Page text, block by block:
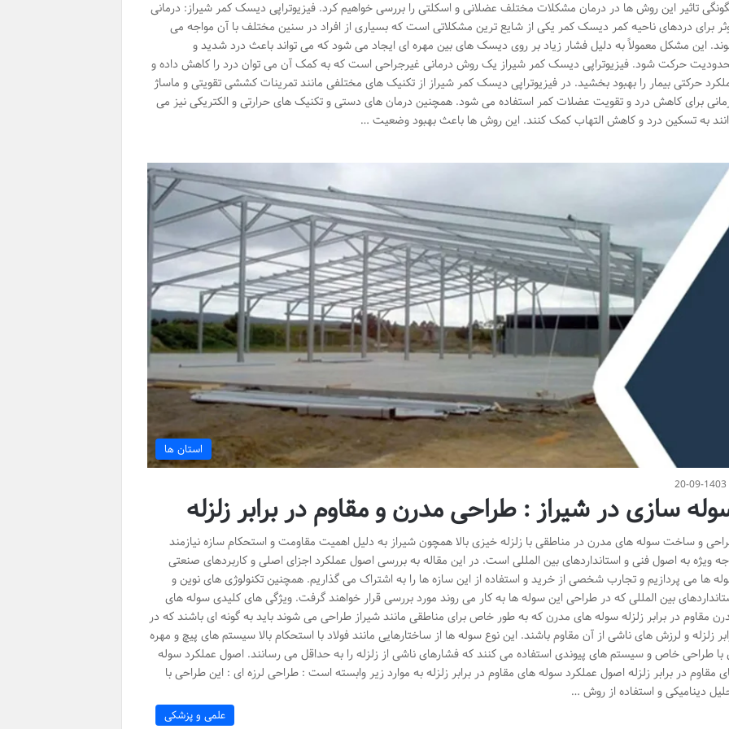
تاثیر این روش ها در درمان مشکلات مختلف عضلانی و اسکلتی را بررسی خواهیم کرد. فیزیوتراپی دیسک کمر شیراز: درمانی
برای دردهای ناحیه کمر دیسک کمر یکی از شایع ترین مشکلاتی است که بسیاری از افراد در سنین مختلف با آن مواجه می
این مشکل معمولاً به دلیل فشار زیاد بر روی دیسک های بین مهره ای ایجاد می شود که می تواند باعث درد شدید و
حرکت شود. فیزیوتراپی دیسک کمر شیراز یک روش درمانی غیرجراحی است که به کمک آن می توان درد را کاهش داده و
حرکتی بیمار را بهبود بخشید. در فیزیوتراپی دیسک کمر شیراز از تکنیک های مختلفی مانند تمرینات کششی تقویتی و ماساژ
برای کاهش درد و تقویت عضلات کمر استفاده می شود. همچنین درمان های دستی و تکنیک های حرارتی و الکتریکی نیز می
به تسکین درد و کاهش التهاب کمک کنند. این روش ها باعث بهبود وضعیت …
استان ها
20-09-1403
سازی در شیراز : طراحی مدرن و مقاوم در برابر زلزله
و ساخت سوله های مدرن در مناطقی با زلزله خیزی بالا همچون شیراز به دلیل اهمیت مقاومت و استحکام سازه نیازمند
ویژه به اصول فنی و استانداردهای بین المللی است. در این مقاله به بررسی اصول عملکرد اجزای اصلی و کاربردهای صنعتی
ها می پردازیم و تجارب شخصی از خرید و استفاده از این سازه ها را به اشتراک می گذاریم. همچنین تکنولوژی های نوین و
بین المللی که در طراحی این سوله ها به کار می روند مورد بررسی قرار خواهند گرفت. ویژگی های کلیدی سوله های
مقاوم در برابر زلزله سوله های مدرن که به طور خاص برای مناطقی مانند شیراز طراحی می شوند باید به گونه ای باشند که در
زلزله و لرزش های ناشی از آن مقاوم باشند. این نوع سوله ها از ساختارهایی مانند فولاد با استحکام بالا سیستم های پیچ و مهره
با طراحی خاص و سیستم های پیوندی استفاده می کنند که فشارهای ناشی از زلزله را به حداقل می رسانند. اصول عملکرد سوله
مقاوم در برابر زلزله اصول عملکرد سوله های مقاوم در برابر زلزله به موارد زیر وابسته است : طراحی لرزه ای : این طراحی با
دینامیکی و استفاده از روش …
علمی و پزشکی